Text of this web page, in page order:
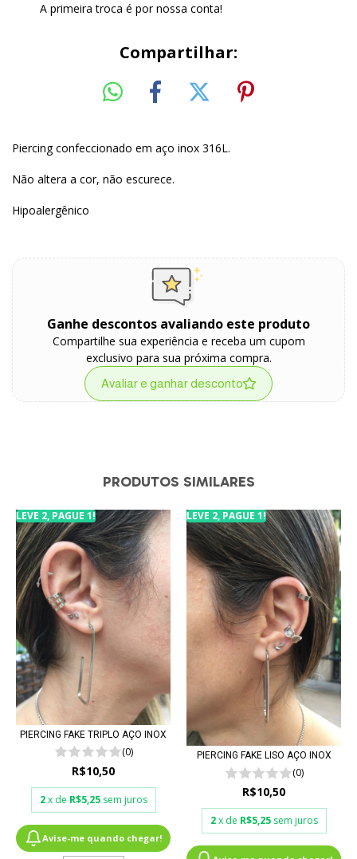
A primeira troca é por nossa conta!
Compartilhar:
Piercing confeccionado em aço inox 316L.
Não altera a cor, não escurece.
Hipoalergênico
Ganhe descontos avaliando este produto
Compartilhe sua experiência e receba um cupom
exclusivo para sua próxima compra.
Avaliar e ganhar desconto
PRODUTOS SIMILARES
LEVE 2, PAGUE 1!
PIERCING FAKE TRIPLO AÇO INOX
(0)
R$10,50
2 x de R$5,25 sem juros
Avise-me quando chegar!
LEVE 2, PAGUE 1!
PIERCING FAKE LISO AÇO INOX
(0)
R$10,50
2 x de R$5,25 sem juros